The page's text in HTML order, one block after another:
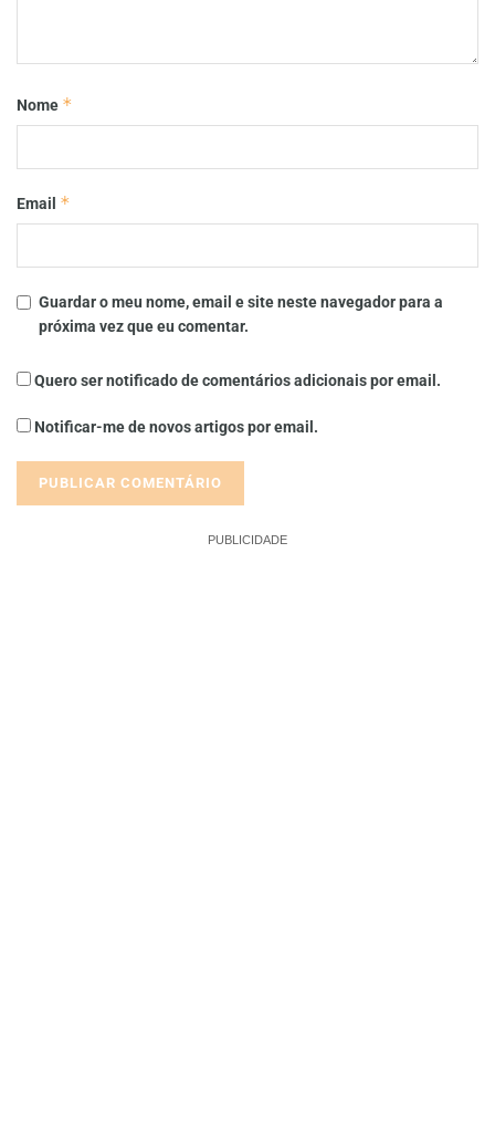
Nome *
Email *
Guardar o meu nome, email e site neste navegador para a
próxima vez que eu comentar.
Quero ser notificado de comentários adicionais por email.
Notificar-me de novos artigos por email.
PUBLICIDADE